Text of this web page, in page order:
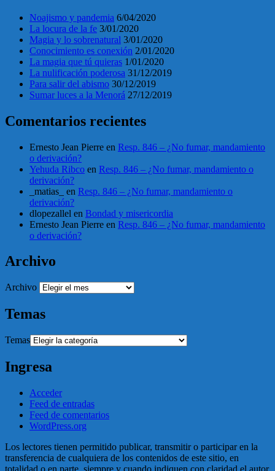
Noajismo y pandemia 6/04/2020
La locura de la fe 3/01/2020
Magia y lo sobrenatural 3/01/2020
Conocimiento es conexión 2/01/2020
La magia que tú quieras 1/01/2020
La nulificación poderosa 31/12/2019
Para salir del abismo 30/12/2019
Sumar luces a la Menorá 27/12/2019
Comentarios recientes
Ernesto Jean Pierre en Resp. 846 – ¿No fumar, mandamiento
o derivación?
Yehuda Ribco en Resp. 846 – ¿No fumar, mandamiento o
derivación?
_matias_
en Resp. 846 – ¿No fumar, mandamiento o
derivación?
dlopezallel en Bondad y misericordia
Ernesto Jean Pierre en Resp. 846 – ¿No fumar, mandamiento
o derivación?
Archivo
Archivo
Temas
Temas
Ingresa
Acceder
Feed de entradas
Feed de comentarios
WordPress.org
Los lectores tienen permitido publicar, transmitir o participar en la
transferencia de cualquiera de los contenidos de este sitio, en
totalidad o en parte, siempre y cuando indiquen con claridad el autor